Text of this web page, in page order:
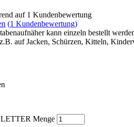
auf 1 Kundenbewertung
(1 Kundenbewertung)
kann einzeln bestellt
auf Jacken, Schürzen, Kitteln,
Menge